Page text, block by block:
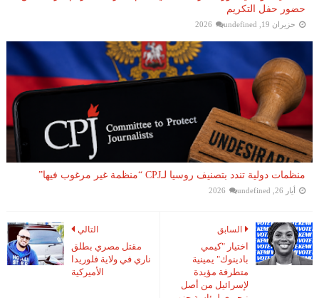
حضور حفل التكريم
حزيران 19, 2026 undefined
منظمات دولية تندد بتصنيف روسيا لـCPJ “منظمة غير مرغوب فيها”
أيار 26, 2026 undefined
التالي
مقتل مصري بطلق
ناري في ولاية فلوريدا
الأميركية
السابق
اختيار "كيمي
بادينوك" يمينية
متطرفة مؤيدة
لإسرائيل من أصل